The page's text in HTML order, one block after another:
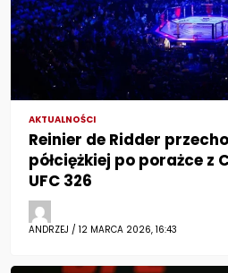
AKTUALNOŚCI
Reinier de Ridder
półciężkiej po porażce z
UFC 326
ANDRZEJ / 12 MARCA 2026, 16:43